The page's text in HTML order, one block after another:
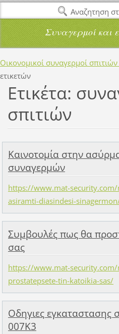
Συναγερμοί και
Οικονομικοί συναγερμοί
ετικετών
Ετικέτα:
σπιτιών
Καινοτομία στην
συναγερμών
https://www.mat-
asiramti-diasindesi-
Συμβουλές πως θα
σας
https://www.mat-
prostatepsete-tin-katoikia-sas/
Οδηγιες εγκαταστασης
007K3
Αναζητηση